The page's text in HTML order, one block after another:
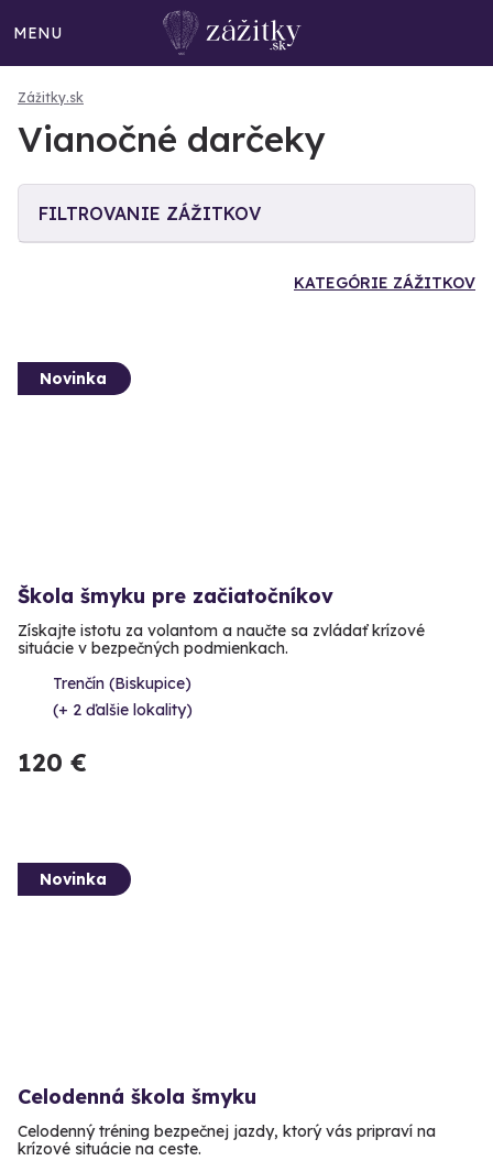
MENU
Zážitky.sk
Vianočné darčeky
FILTROVANIE ZÁŽITKOV
KATEGÓRIE ZÁŽITKOV
Novinka
Škola šmyku pre začiatočníkov
Získajte istotu za volantom a naučte sa zvládať krízové
situácie v bezpečných podmienkach.
Trenčín (Biskupice)
(+ 2 ďalšie lokality)
120 €
Novinka
Celodenná škola šmyku
Celodenný tréning bezpečnej jazdy, ktorý vás pripraví na
krízové situácie na ceste.